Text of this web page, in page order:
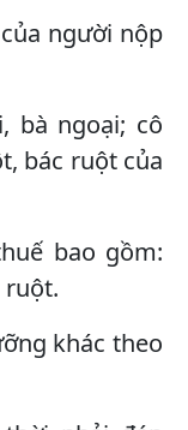
người nộp
bà ngoại; cô
bác ruột của
bao gồm:
ruột.
khác theo